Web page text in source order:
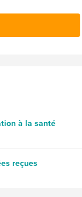
à la santé
reçues